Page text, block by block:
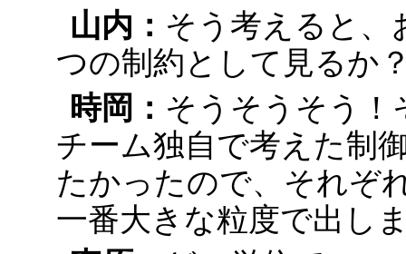
山内： そう考えると、
つの制約として見るか
時岡： そうそうそう！
チーム独自で考えた制
たかったので、それぞ
一番大きな粒度で出し